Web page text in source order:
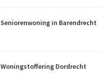
Seniorenwoning in Barendrecht
Woningstoffering Dordrecht